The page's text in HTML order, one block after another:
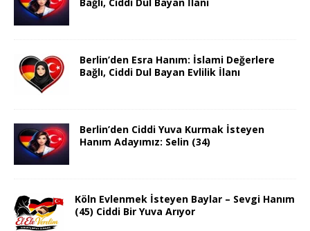
Berlin’den Esra Hanım: İslami Değerlere
Bağlı, Ciddi Dul Bayan Evlilik İlanı
Berlin’den Ciddi Yuva Kurmak İsteyen
Hanım Adayımız: Selin (34)
Köln Evlenmek İsteyen Baylar – Sevgi Hanım
(45) Ciddi Bir Yuva Arıyor